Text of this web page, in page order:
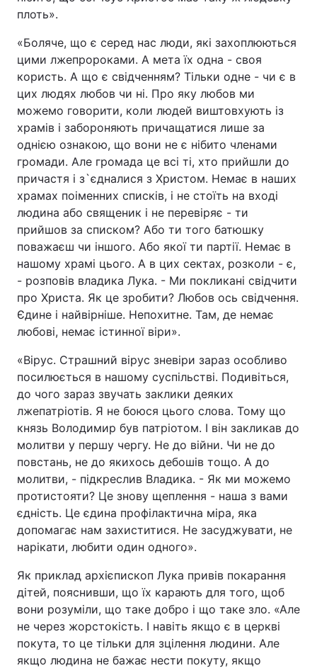
плоть».
«Боляче, що є серед нас люди, які захоплюються
цими лжепророками. А мета їх одна - своя
користь. А що є свідченням? Тільки одне - чи є в
цих людях любов чи ні. Про яку любов ми
можемо говорити, коли людей виштовхують із
храмів і забороняють причащатися лише за
однією ознакою, що вони не є нібито членами
громади. Але громада це всі ті, хто прийшли до
причастя і з`єдналися з Христом. Немає в наших
храмах поіменних списків, і не стоїть на вході
людина або священик і не перевіряє - ти
прийшов за списком? Або ти того батюшку
поважаєш чи іншого. Або якої ти партії. Немає в
нашому храмі цього. А в цих сектах, розколи - є,
- розповів владика Лука. - Ми покликані свідчити
про Христа. Як це зробити? Любов ось свідчення.
Єдине і найвірніше. Непохитне. Там, де немає
любові, немає істинної віри».
«Вірус. Страшний вірус зневіри зараз особливо
посилюється в нашому суспільстві. Подивіться,
до чого зараз звучать заклики деяких
лжепатріотів. Я не боюся цього слова. Тому що
князь Володимир був патріотом. І він закликав до
молитви у першу чергу. Не до війни. Чи не до
повстань, не до якихось дебошів тощо. А до
молитви, - підкреслив Владика. - Як ми можемо
протистояти? Це знову щеплення - наша з вами
єдність. Це єдина профілактична міра, яка
допомагає нам захиститися. Не засуджувати, не
нарікати, любити один одного».
Як приклад архієпископ Лука привів покарання
дітей, пояснивши, що їх карають для того, щоб
вони розуміли, що таке добро і що таке зло. «Але
не через жорстокість. І навіть якщо є в церкві
покута, то це тільки для зцілення людини. Але
якщо людина не бажає нести покуту, якщо